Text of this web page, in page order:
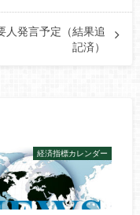
人発言予定（結果追
記済）
経済指標カレンダー